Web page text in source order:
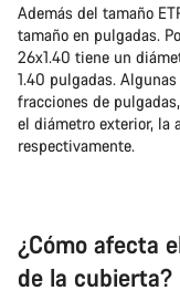
Además del tamaño
tamaño en pulgadas.
26x1.40 tiene un
1.40 pulgadas.
fracciones de
el diámetro exterior, la
respectivamente.
¿Cómo afecta
de la cubierta?